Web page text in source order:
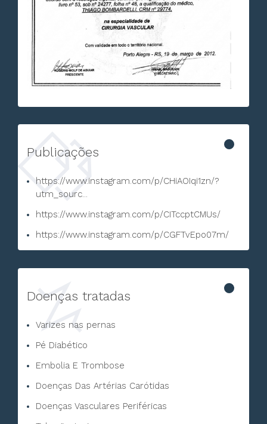
Publicações
https://www.instagram.com/p/CHiAOIqi1zn/?
utm_sourc...
https://www.instagram.com/p/CITccptCMUs/
https://www.instagram.com/p/CGFTvEpo07m/
Doenças tratadas
Varizes nas pernas
Pé Diabético
Embolia E Trombose
Doenças Das Artérias Carótidas
Doenças Vasculares Periféricas